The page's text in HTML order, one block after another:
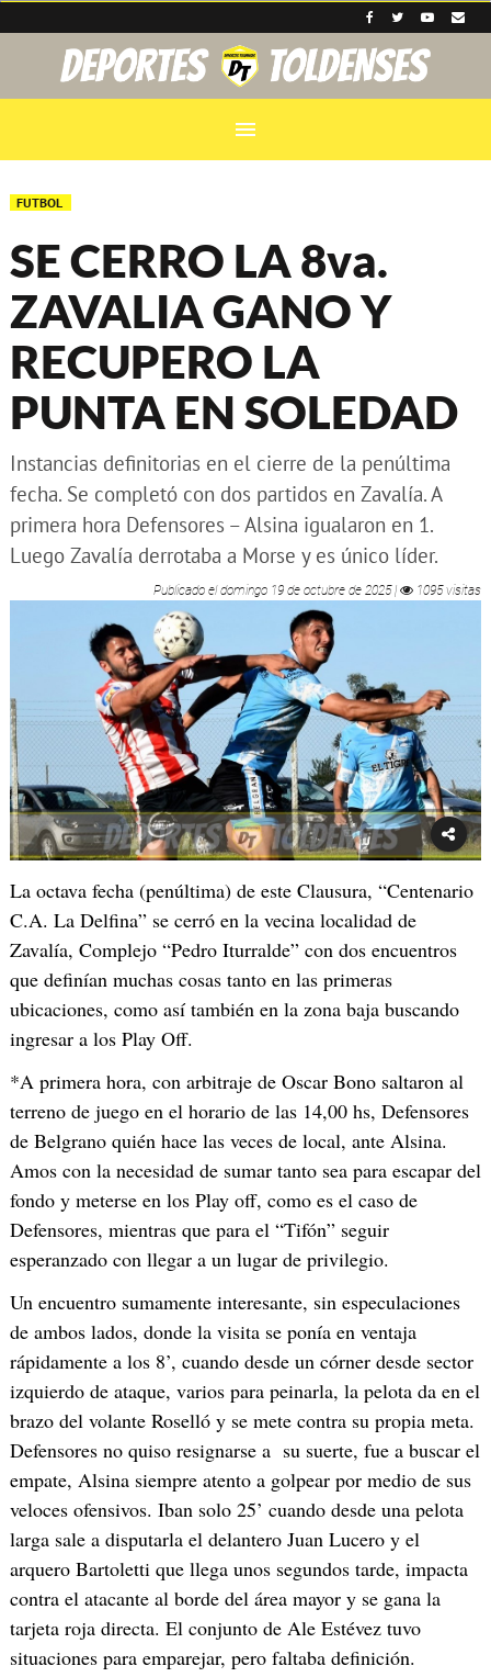
menu
FUTBOL
SE CERRO LA 8va.
ZAVALIA GANO Y
RECUPERO LA
PUNTA EN SOLEDAD
Instancias definitorias en el cierre de la penúltima
fecha. Se completó con dos partidos en Zavalía. A
primera hora Defensores – Alsina igualaron en 1.
Luego Zavalía derrotaba a Morse y es único líder.
Publicado eldomingo 19 de octubre de 2025| 1095 visitas
La octava fecha (penúltima) de este Clausura, “Centenario
C.A. La Delfina” se cerró en la vecina localidad de
Zavalía, Complejo “Pedro Iturralde” con dos encuentros
que definían muchas cosas tanto en las primeras
ubicaciones, como así también en la zona baja buscando
ingresar a los Play Off.
*A primera hora, con arbitraje de Oscar Bono saltaron al
terreno de juego en el horario de las 14,00 hs, Defensores
de Belgrano quién hace las veces de local, ante Alsina.
Amos con la necesidad de sumar tanto sea para escapar del
fondo y meterse en los Play off, como es el caso de
Defensores, mientras que para el “Tifón” seguir
esperanzado con llegar a un lugar de privilegio.
Un encuentro sumamente interesante, sin especulaciones
de ambos lados, donde la visita se ponía en ventaja
rápidamente a los 8’, cuando desde un córner desde sector
izquierdo de ataque, varios para peinarla, la pelota da en el
brazo del volante Roselló y se mete contra su propia meta.
Defensores no quiso resignarse a su suerte, fue a buscar el
empate, Alsina siempre atento a golpear por medio de sus
veloces ofensivos. Iban solo 25’ cuando desde una pelota
larga sale a disputarla el delantero Juan Lucero y el
arquero Bartoletti que llega unos segundos tarde, impacta
contra el atacante al borde del área mayor y se gana la
tarjeta roja directa. El conjunto de Ale Estévez tuvo
situaciones para emparejar, pero faltaba definición.